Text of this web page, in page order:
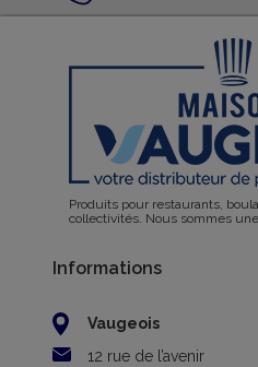
Produits pour restaurants,
collectivités. Nous sommes
Informations
Vaugeois
12 rue de l’avenir